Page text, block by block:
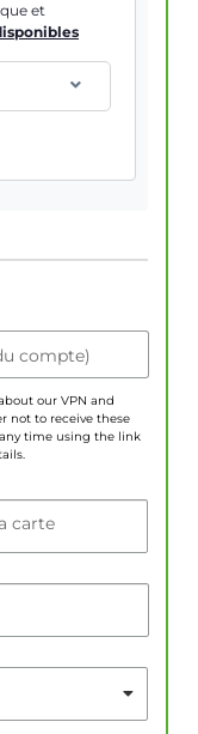
et
compte)
our VPN and
not to receive these
time using the link
carte